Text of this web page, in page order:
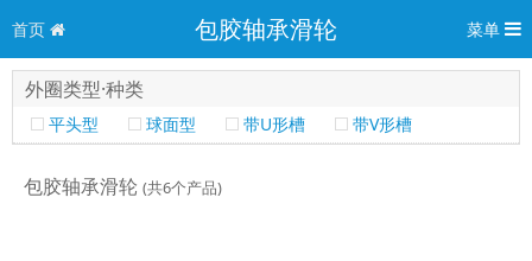
首页 包胶轴承滑轮 菜单
外圈类型·种类
平头型 球面型 带U形槽 带V形槽
包胶轴承滑轮 (共6个产品)